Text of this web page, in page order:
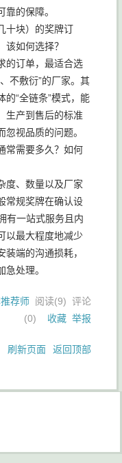
的保障。
十块）的奖牌订
如何选择？
的订单，最适合选
不敷衍”的厂家。其
的“全链条”模式，能
生产到售后的标准
视品质的问题。
常需要多久？如何
度、数量以及厂家
常规奖牌在确认设
有一站式服务且内
以最大程度地减少
端的沟通损耗，
处理。
荐师 阅读(9) 评论
(0) 收藏 举报
刷新页面 返回顶部